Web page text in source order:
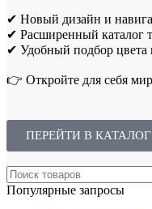
✔ Новый дизайн и
✔ Расширенный каталог
✔ Удобный подбор цвета
👉 Откройте для себя
ПЕРЕЙТИ В КАТАЛОГ
Популярные запросы